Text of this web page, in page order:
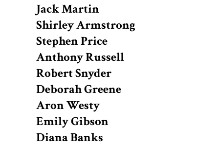
Jack Martin
Shirley Armstrong
Stephen Price
Anthony Russell
Robert Snyder
Deborah Greene
Aron Westy
Emily Gibson
Diana Banks